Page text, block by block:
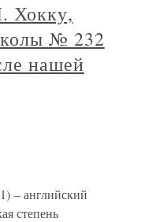
№ 232
нашей
– английский
степень